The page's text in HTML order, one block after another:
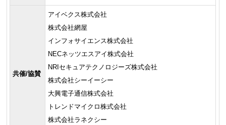
共催/協賛
アイベクス株式会社
株式会社網屋
インフォサイエンス株式会社
NECネッツエスアイ株式会社
NRIセキュアテクノロジーズ株式会社
株式会社シーイーシー
大興電子通信株式会社
トレンドマイクロ株式会社
株式会社ラネクシー